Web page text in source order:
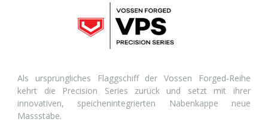
Als ursprüngliches Flaggschiff der Vossen Forged-Reihe
kehrt die Precision Series zurück und setzt mit ihrer
innovativen, speichenintegrierten Nabenkappe neue
Massstäbe.